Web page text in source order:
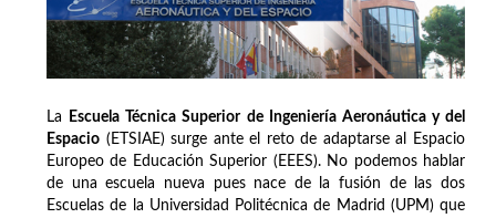
La
Escuela Técnica Superior de Ingeniería Aeronáutica y del
Espacio (ETSIAE) surge ante el reto de adaptarse al Espacio
Europeo de Educación Superior (EEES). No podemos hablar
de una escuela nueva pues nace de la fusión de las dos
Escuelas de la Universidad Politécnica de Madrid (UPM) que